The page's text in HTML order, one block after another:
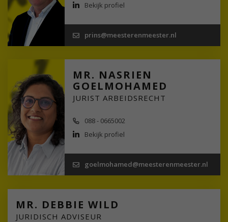
Bekijk profiel
prins@meesterenmeester.nl
MR. NASRIEN
GOELMOHAMED
JURIST ARBEIDSRECHT
088 - 0665002
Bekijk profiel
goelmohamed@meesterenmeester.nl
MR. DEBBIE WILD
JURIDISCH ADVISEUR